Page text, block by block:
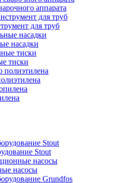
аппарата
для труб
насадки
тиски
Stout
насосы
насосы